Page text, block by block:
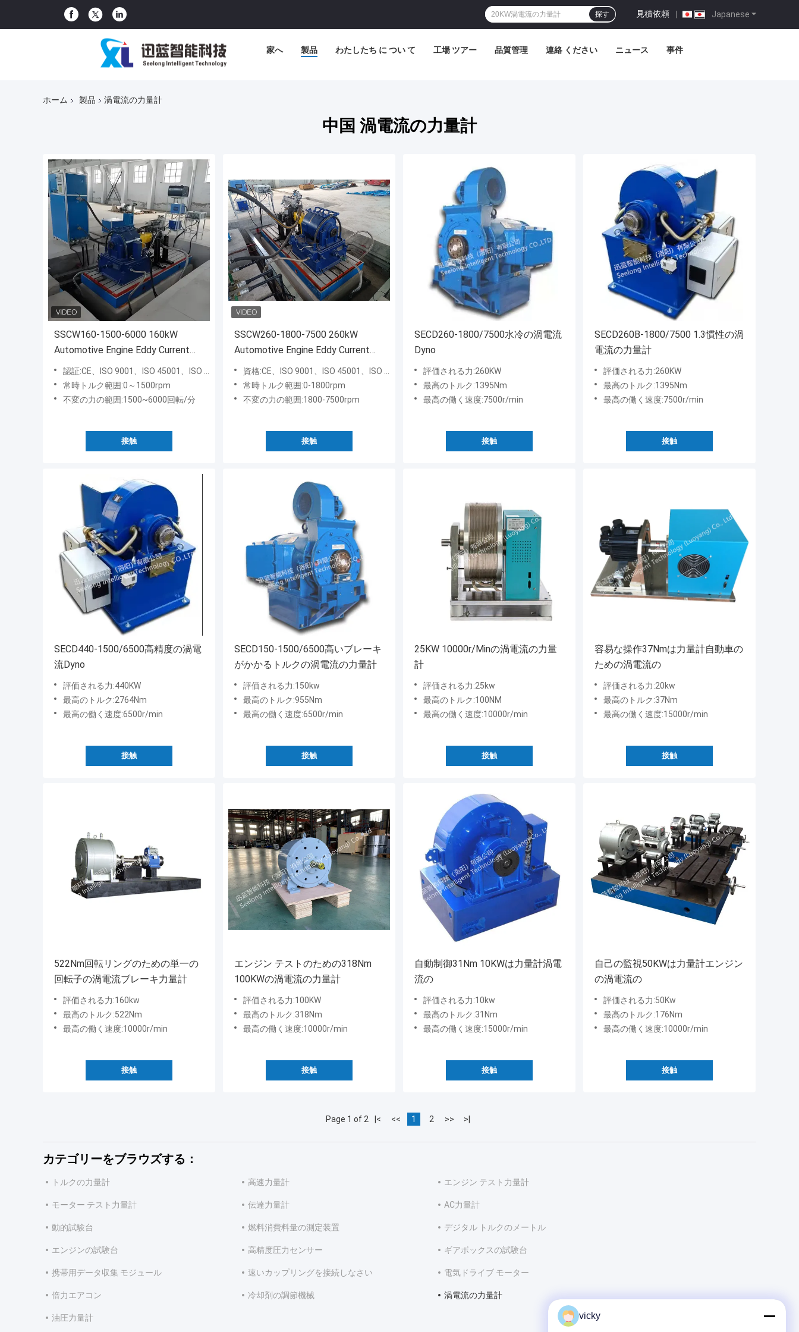
Japanese
見積依頼 |
探す
家へ 製品 わたしたち に つい て 工場 ツアー 品質管理 連絡 ください ニュース 事件
ホーム 製品 渦電流の力量計
中国 渦電流の力量計
SSCW160-1500-6000 160kW
Automotive Engine Eddy Current
Dynamometer Test Bench
認証:CE、ISO 9001、ISO 45001、ISO 14001
常時トルク範囲:0～1500rpm
不変の力の範囲:1500~6000回転/分
接触
SSCW260-1800-7500 260kW
Automotive Engine Eddy Current
Dynamometer Test Bench
資格:CE、ISO 9001、ISO 45001、ISO 14001
常時トルク範囲:0-1800rpm
不変の力の範囲:1800-7500rpm
接触
SECD260-1800/7500水冷の渦電流
Dyno
評価される力:260KW
最高のトルク:1395Nm
最高の働く速度:7500r/min
接触
SECD260B-1800/7500 1.3慣性の渦
電流の力量計
評価される力:260KW
最高のトルク:1395Nm
最高の働く速度:7500r/min
接触
SECD440-1500/6500高精度の渦電
流Dyno
評価される力:440KW
最高のトルク:2764Nm
最高の働く速度:6500r/min
接触
SECD150-1500/6500高いブレーキ
がかかるトルクの渦電流の力量計
評価される力:150kw
最高のトルク:955Nm
最高の働く速度:6500r/min
接触
25KW 10000r/Minの渦電流の力量
計
評価される力:25kw
最高のトルク:100NM
最高の働く速度:10000r/min
接触
容易な操作37Nmは力量計自動車の
ための渦電流の
評価される力:20kw
最高のトルク:37Nm
最高の働く速度:15000r/min
接触
522Nm回転リングのための単一の
回転子の渦電流ブレーキ力量計
評価される力:160kw
最高のトルク:522Nm
最高の働く速度:10000r/min
接触
エンジン テストのための318Nm
100KWの渦電流の力量計
評価される力:100KW
最高のトルク:318Nm
最高の働く速度:10000r/min
接触
自動制御31Nm 10KWは力量計渦電
流の
評価される力:10kw
最高のトルク:31Nm
最高の働く速度:15000r/min
接触
自己の監視50KWは力量計エンジン
の渦電流の
評価される力:50Kw
最高のトルク:176Nm
最高の働く速度:10000r/min
接触
Page 1 of 2 |< << 1 2 >> >|
カテゴリーをブラウズする：
トルクの力量計 高速力量計 エンジン テスト力量計
モーター テスト力量計 伝達力量計 AC力量計
動的試験台 燃料消費料量の測定装置 デジタル トルクのメートル
エンジンの試験台 高精度圧力センサー ギアボックスの試験台
携帯用データ収集 モジュール 速いカップリングを接続しなさい 電気ドライブ モーター
倍力エアコン 冷却剤の調節機械 渦電流の力量計
油圧力量計 vicky